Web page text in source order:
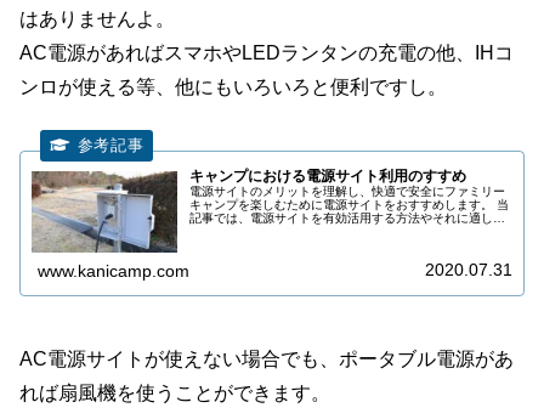
はありませんよ。
AC電源があればスマホやLEDランタンの充電の他、IHコ
ンロが使える等、他にもいろいろと便利ですし。
キャンプにおける電源サイト利用のすすめ
電源サイトのメリットを理解し、快適で安全にファミリー
キャンプを楽しむために電源サイトをおすすめします。 当
記事では、電源サイトを有効活用する方法やそれに適した
www.kanicamp.com 2020.07.31
AC電源サイトが使えない場合でも、ポータブル電源があ
れば扇風機を使うことができます。